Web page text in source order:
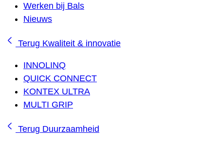
Werken bij Bals
Nieuws
Terug Kwaliteit & innovatie
INNOLINQ
QUICK CONNECT
KONTEX ULTRA
MULTI GRIP
Terug Duurzaamheid